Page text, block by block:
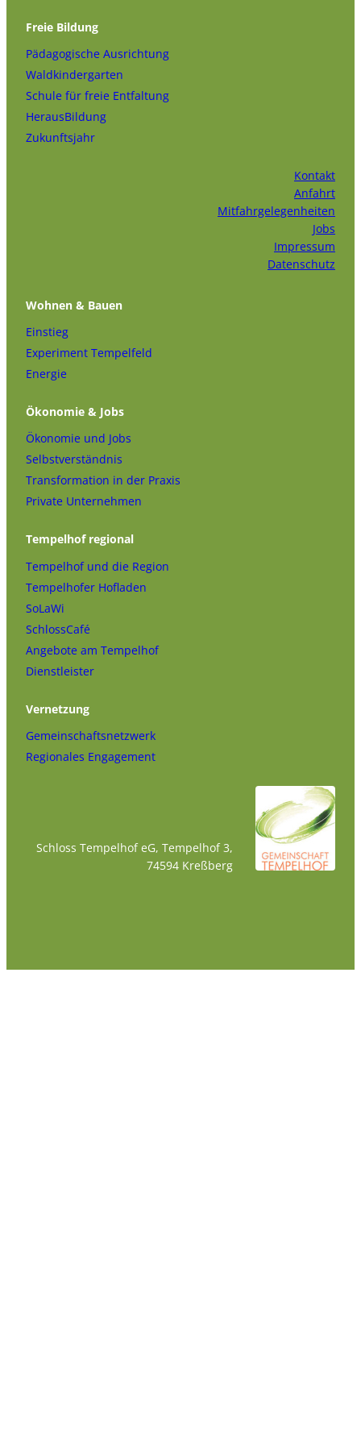
Freie Bildung
Pädagogische Ausrichtung
Waldkindergarten
Schule für freie Entfaltung
HerausBildung
Zukunftsjahr
Kontakt
Anfahrt
Mitfahrgelegenheiten
Jobs
Impressum
Datenschutz
Wohnen & Bauen
Einstieg
Experiment Tempelfeld
Energie
Ökonomie & Jobs
Ökonomie und Jobs
Selbstverständnis
Transformation in der Praxis
Private Unternehmen
Tempelhof regional
Tempelhof und die Region
Tempelhofer Hofladen
SoLaWi
SchlossCafé
Angebote am Tempelhof
Dienstleister
Vernetzung
Gemeinschaftsnetzwerk
Regionales Engagement
Schloss Tempelhof eG, Tempelhof 3,
74594 Kreßberg